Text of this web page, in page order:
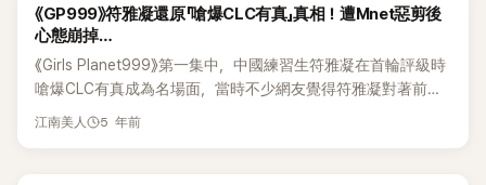
定要在舞台上再次見面...聽到現在大家還是關係很好真的很開
心！
Elkie更跟隨子瑜返回台灣，到處玩樂。舒華出道後，變成了3人
友情組合，經常出來聚會吃飯，可以看出3人的感情很好，現在
因為某些原因導致這樣的局面，不免令網友覺得失望。
另外，CUBE還表示：「爲了Sorn新的出發，希望大家給予溫暖
的應援和鼓勵。」不管在哪裡，希望SORN未來會有更好的發
展。 泰國國籍的SORN在2015年以CLC迷你1輯《初戀》出道。
去年播出的TV朝鮮《明天是Mistrot 2》隨消息傳開後，預賽舞臺
被剪輯後未能播出。CLC是韓國Cube娛樂旗下的女子組合，
《GP999》符雅凝還原「嗆爆CLC有真」真相！遭Mnet惡剪後
心態崩掉…
《Girls Planet999》第一集中，中國練習生符雅凝在首輪評級時
嗆爆CLC有真成為名場面，當時不少網友覺得符雅凝對著前輩
這樣沒禮貌，紛紛揚言要抵制她。隨著在節目中的表現，不少
江南美人 5 年前